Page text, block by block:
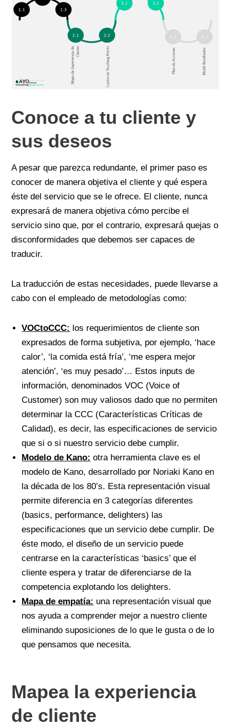
Conoce a tu cliente y
sus deseos
A pesar que parezca redundante, el primer paso es
conocer de manera objetiva el cliente y qué espera
éste del servicio que se le ofrece. El cliente, nunca
expresará de manera objetiva cómo percibe el
servicio sino que, por el contrario, expresará quejas o
disconformidades que debemos ser capaces de
traducir.
La traducción de estas necesidades, puede llevarse a
cabo con el empleado de metodologías como:
VOCtoCCC: los requerimientos de cliente son
expresados de forma subjetiva, por ejemplo, ‘hace
calor’, ‘la comida está fría’, ‘me espera mejor
atención’, ‘es muy pesado’… Estos inputs de
información, denominados VOC (Voice of
Customer) son muy valiosos dado que no permiten
determinar la CCC (Características Críticas de
Calidad), es decir, las especificaciones de servicio
que si o si nuestro servicio debe cumplir.
Modelo de Kano: otra herramienta clave es el
modelo de Kano, desarrollado por Noriaki Kano en
la década de los 80’s. Esta representación visual
permite diferencia en 3 categorías diferentes
(basics, performance, delighters) las
especificaciones que un servicio debe cumplir. De
éste modo, el diseño de un servicio puede
centrarse en la características ‘basics’ que el
cliente espera y tratar de diferenciarse de la
competencia explotando los delighters.
Mapa de empatía: una representación visual que
nos ayuda a comprender mejor a nuestro cliente
eliminando suposiciones de lo que le gusta o de lo
que pensamos que necesita.
Mapea la experiencia
de cliente